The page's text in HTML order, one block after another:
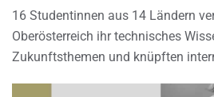
16 Studentinnen aus 14 Ländern
Oberösterreich ihr technisches
Zukunftsthemen und knüpften